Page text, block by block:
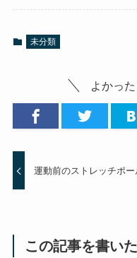
未分類
よかっ
運動前のストレッチポー
この記事を書い